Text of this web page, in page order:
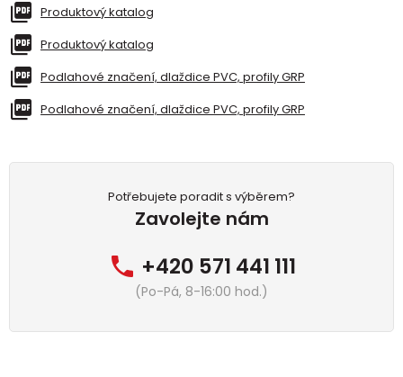
Produktový katalog
Produktový katalog
Podlahové značení, dlaždice PVC, profily GRP
Podlahové značení, dlaždice PVC, profily GRP
Potřebujete poradit s výběrem?
Zavolejte nám
+420 571 441 111
(Po-Pá, 8-16:00 hod.)